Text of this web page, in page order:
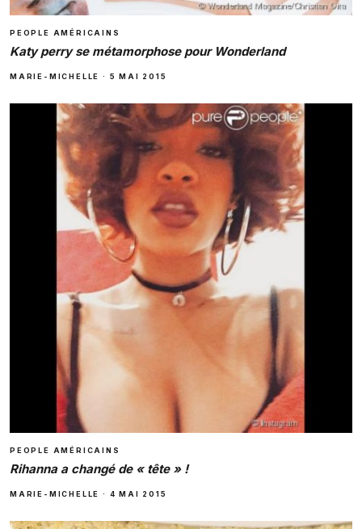
PEOPLE AMÉRICAINS
Katy perry se métamorphose pour Wonderland
MARIE-MICHELLE · 5 MAI 2015
PEOPLE AMÉRICAINS
Rihanna a changé de « tête » !
MARIE-MICHELLE · 4 MAI 2015